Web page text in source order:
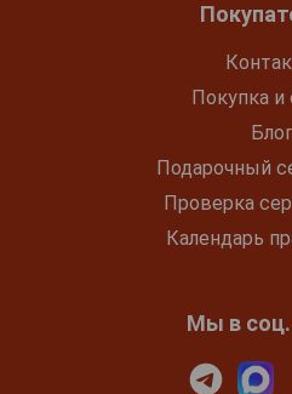
Покупка и
Блог
Подарочный
Проверка
Календарь
Мы в соц.